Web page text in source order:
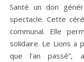
Santé un don
spectacle. Cette
communal. Elle
solidaire. Le Lions a
que l’an passé”,